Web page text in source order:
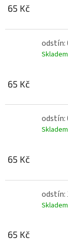
65 Kč
odstín:
Skladem
65 Kč
odstín:
Skladem
65 Kč
odstín:
Skladem
65 Kč